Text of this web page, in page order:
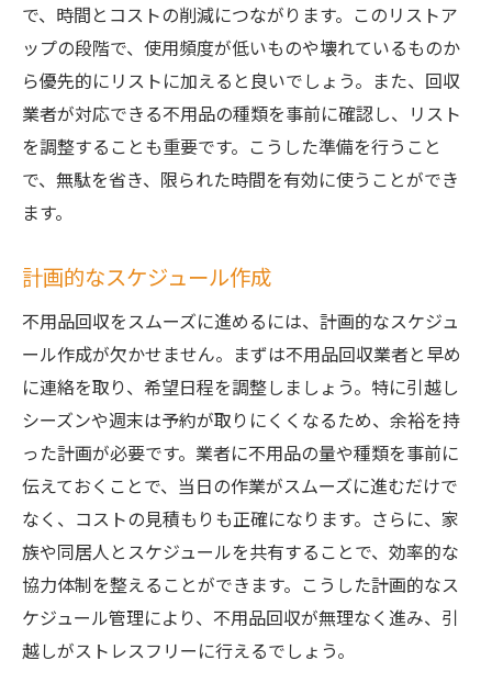
不用品回収業者の選び方で引越しをスムーズに
業者選びの基準を明確にする
サービス内容とオプションの確認
即日対応可能な業者の見つけ方
契約前に確認すべき重要事項
引越し時の不用品回収でコストを抑えるテクニ
ック
シーズンオフを狙った回収依頼
回収と同時にリサイクルを依頼
複数業者の見積もりを比較
友人や知人に頼むことで費用削減
不用品の再利用方法を考える
イベントやキャンペーンを利用する
茨城県で自分に合った不用品回収サービスを見
つける方法
ニーズに合ったプランを探す
で、時間とコストの削減につながります。このリストア
ップの段階で、使用頻度が低いものや壊れているものか
ら優先的にリストに加えると良いでしょう。また、回収
業者が対応できる不用品の種類を事前に確認し、リスト
を調整することも重要です。こうした準備を行うこと
で、無駄を省き、限られた時間を有効に使うことができ
ます。
計画的なスケジュール作成
不用品回収をスムーズに進めるには、計画的なスケジュ
ール作成が欠かせません。まずは不用品回収業者と早め
に連絡を取り、希望日程を調整しましょう。特に引越し
シーズンや週末は予約が取りにくくなるため、余裕を持
った計画が必要です。業者に不用品の量や種類を事前に
伝えておくことで、当日の作業がスムーズに進むだけで
なく、コストの見積もりも正確になります。さらに、家
族や同居人とスケジュールを共有することで、効率的な
協力体制を整えることができます。こうした計画的なス
ケジュール管理により、不用品回収が無理なく進み、引
越しがストレスフリーに行えるでしょう。